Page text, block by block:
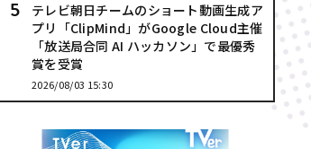
テレビ朝日チームのショート動画生成ア
プリ「ClipMind」がGoogle Cloud主催
「放送局合同 AI ハッカソン」で最優秀
賞を受賞
2026/08/03 15:30